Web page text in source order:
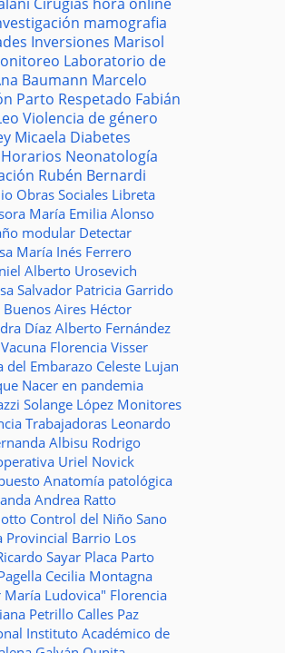
mamografia
Inversiones Marisol
Laboratorio de
Baumann Marcelo
Parto Respetado Fabián
Violencia de género
Micaela Diabetes
Horarios Neonatología
Rubén Bernardi
Obras Sociales Libreta
María Emilia Alonso
modular Detectar
María Inés Ferrero
Alberto Urosevich
Salvador Patricia Garrido
Buenos Aires Héctor
Díaz Alberto Fernández
Vacuna Florencia Visser
del Embarazo Celeste Lujan
Nacer en pandemia
Solange López Monitores
Trabajadoras Leonardo
Albisu Rodrigo
Uriel Novick
Anatomía patológica
Andrea Ratto
Control del Niño Sano
Provincial Barrio Los
Sayar Placa Parto
Cecilia Montagna
María Ludovica" Florencia
Petrillo Calles Paz
Instituto Académico de